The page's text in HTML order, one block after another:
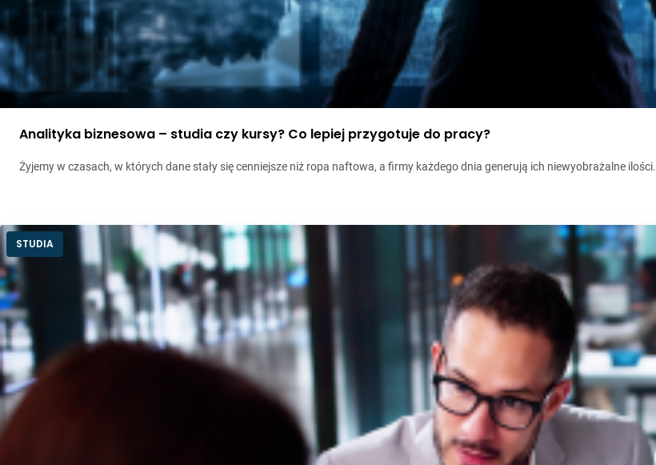
Analityka biznesowa – studia czy kursy? Co lepiej przygotuje do pracy?
Żyjemy w czasach, w których dane stały się cenniejsze niż ropa naftowa, a firmy każdego dnia generują ich niewyobrażalne ilości.
STUDIA